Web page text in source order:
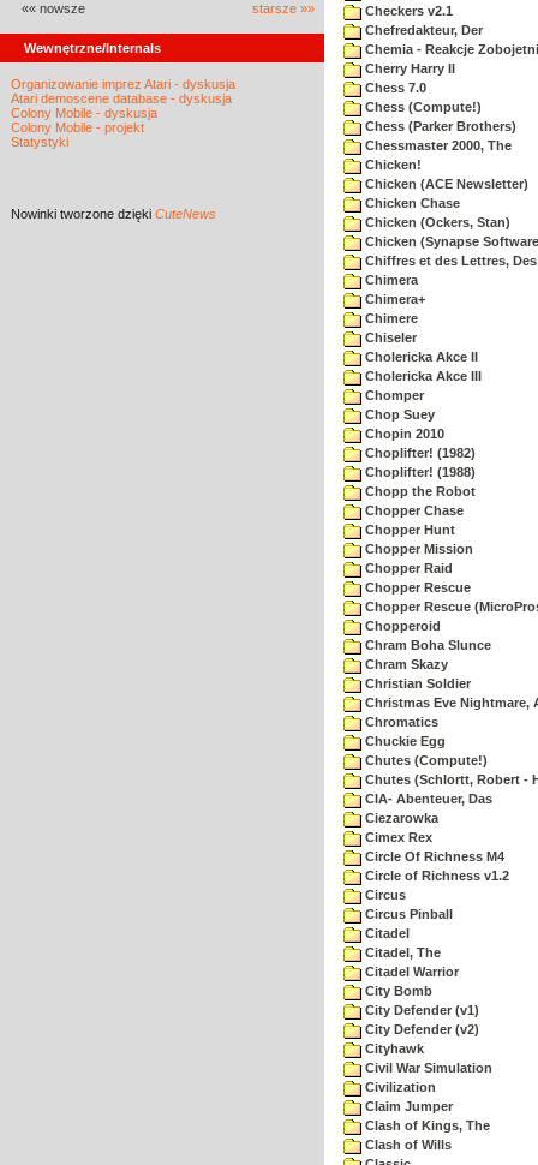
«« nowsze starsze »»
Wewnętrzne/Internals
Organizowanie imprez Atari - dyskusja
Atari demoscene database - dyskusja
Colony Mobile - dyskusja
Colony Mobile - projekt
Statystyki
Nowinki tworzone dzięki CuteNews
Checkers v2.1
Chefredakteur, Der
Chemia - Reakcje
Cherry Harry II
Chess 7.0
Chess (Compute!)
Chess (Parker Brothers)
Chessmaster 2000, The
Chicken!
Chicken (ACE Newsletter)
Chicken Chase
Chicken (Ockers, Stan)
Chicken (Synapse
Chiffres et des Lettres, Des
Chimera
Chimera+
Chimere
Chiseler
Cholericka Akce II
Cholericka Akce III
Chomper
Chop Suey
Chopin 2010
Choplifter! (1982)
Choplifter! (1988)
Chopp the Robot
Chopper Chase
Chopper Hunt
Chopper Mission
Chopper Raid
Chopper Rescue
Chopper Rescue
Chopperoid
Chram Boha Slunce
Chram Skazy
Christian Soldier
Christmas Eve Nightmare,
Chromatics
Chuckie Egg
Chutes (Compute!)
Chutes (Schlortt, Robert -
CIA- Abenteuer, Das
Ciezarowka
Cimex Rex
Circle Of Richness M4
Circle of Richness v1.2
Circus
Circus Pinball
Citadel
Citadel, The
Citadel Warrior
City Bomb
City Defender (v1)
City Defender (v2)
Cityhawk
Civil War Simulation
Civilization
Claim Jumper
Clash of Kings, The
Clash of Wills